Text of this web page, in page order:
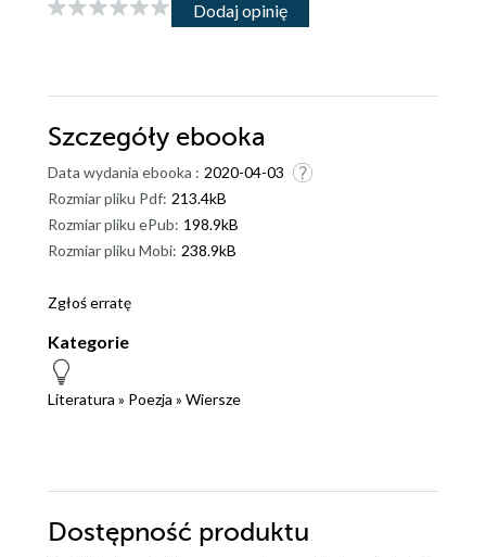
Dodaj opinię
Szczegóły ebooka
Data wydania ebooka : 2020-04-03
Rozmiar pliku Pdf: 213.4kB
Rozmiar pliku ePub: 198.9kB
Rozmiar pliku Mobi: 238.9kB
Zgłoś erratę
Kategorie
Literatura » Poezja » Wiersze
Dostępność produktu